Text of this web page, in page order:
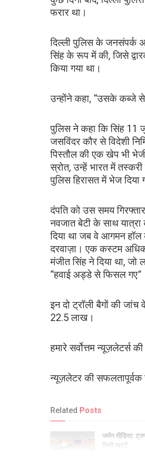
फरार था।
दिल्ली पुलिस के जनसंपर्क
सिंह के रूप में की, जिसे
किया गया था।
उन्होंने कहा, “उसके कब्जे
पुलिस ने कहा कि सिंह 11
जसविंदर कौर से विदेशी
पिस्तौल की एक खेप भी
स्रोत, उन्हें भारत में
पुलिस हिरासत में भेज
दंपति को उस समय
नवजात बेटी के साथ
दिया था जब वे आगमन
दरवाज़ा। एक कस्टम
मंजीत सिंह ने दिया था,
“हवाई अड्डे से फिसल
इन दो ट्रॉली बैगों की
22.5 लाख।
हमारे सर्वोत्तम न्यूज़लेटर्स
न्यूज़लेटर की सफलतापूर्वक
Related Posts
जर्मन मीडिया:
रिश्ते खट्टे